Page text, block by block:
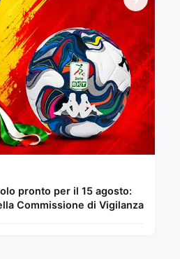
pronto per il 15 agosto:
Commissione di Vigilanza